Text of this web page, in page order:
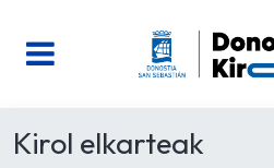
Kirol elkarteak